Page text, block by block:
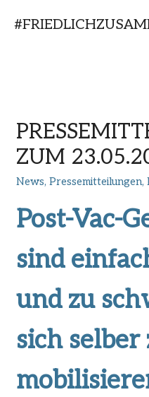
Inhalt
ZUM
News,Pressemitteilungen,
Post-Vac-
sind
und zu
sich selber